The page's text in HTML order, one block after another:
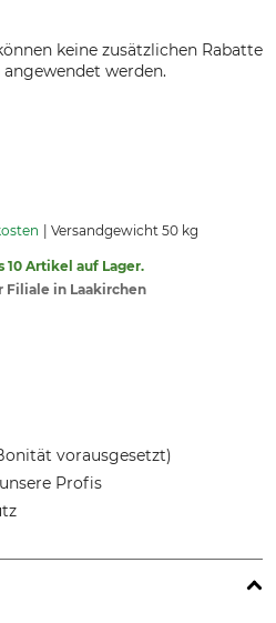
keine zusätzlichen Rabatte
werden.
Versandgewicht 50 kg
10 Artikel auf Lager.
Filiale in Laakirchen
vorausgesetzt)
Profis